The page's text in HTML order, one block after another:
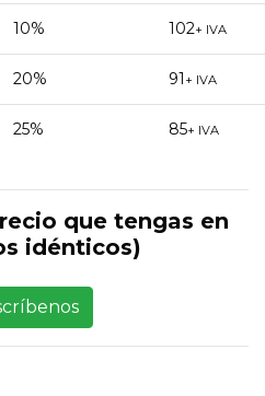
10% 102+ IVA
20% 91 + IVA
25% 85+ IVA
que tengas en
idénticos)